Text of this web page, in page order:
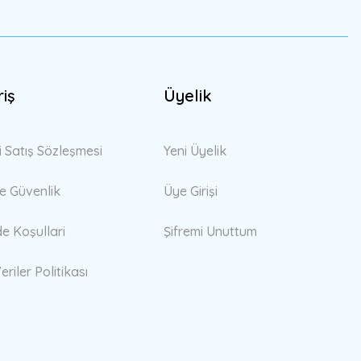
Sözleşmesi
Güvenlik
Koşullari
Politikası
Üyelik
Yeni Üyelik
Üye Girişi
Şifremi Unuttum